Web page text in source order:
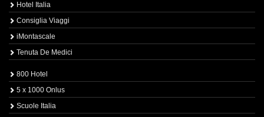
Hotel Italia
Consiglia Viaggi
iMontascale
Tenuta De Medici
800 Hotel
5 x 1000 Onlus
Scuole Italia